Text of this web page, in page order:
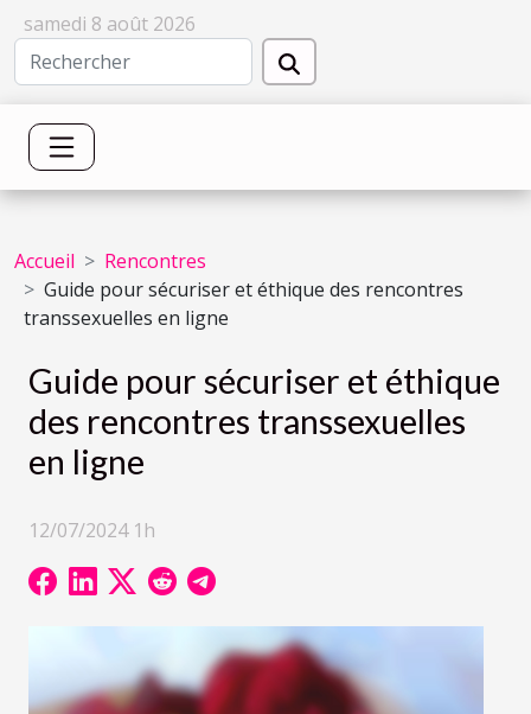
samedi 8 août 2026
Accueil
Rencontres
Guide pour sécuriser et éthique des rencontres
transsexuelles en ligne
Guide pour sécuriser et éthique
des rencontres transsexuelles
en ligne
12/07/2024 1h